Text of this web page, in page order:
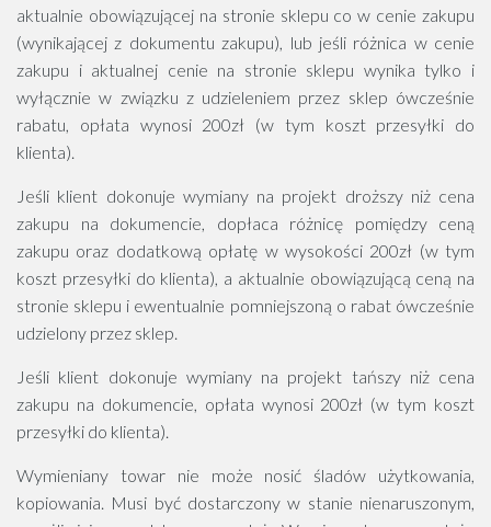
aktualnie obowiązującej na stronie sklepu co w cenie zakupu
(wynikającej z dokumentu zakupu), lub jeśli różnica w cenie
zakupu i aktualnej cenie na stronie sklepu wynika tylko i
wyłącznie w związku z udzieleniem przez sklep ówcześnie
rabatu, opłata wynosi 200zł (w tym koszt przesyłki do
klienta).
Jeśli klient dokonuje wymiany na projekt droższy niż cena
zakupu na dokumencie, dopłaca różnicę pomiędzy ceną
zakupu oraz dodatkową opłatę w wysokości 200zł (w tym
koszt przesyłki do klienta), a aktualnie obowiązującą ceną na
stronie sklepu i ewentualnie pomniejszoną o rabat ówcześnie
udzielony przez sklep.
Jeśli klient dokonuje wymiany na projekt tańszy niż cena
zakupu na dokumencie, opłata wynosi 200zł (w tym koszt
przesyłki do klienta).
Wymieniany towar nie może nosić śladów użytkowania,
kopiowania. Musi być dostarczony w stanie nienaruszonym,